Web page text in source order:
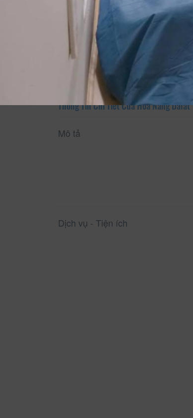
Xem thông tin phòng
Thông Tin Chi Tiết Của Hoa Nắng Dalat
Mô tả
Dịch vụ - Tiện ích